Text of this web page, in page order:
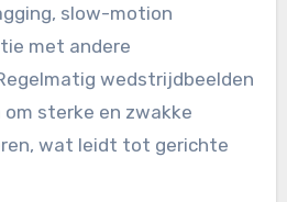
slow-motion
met andere
wedstrijdbeelden
sterke en zwakke
wat leidt tot gerichte